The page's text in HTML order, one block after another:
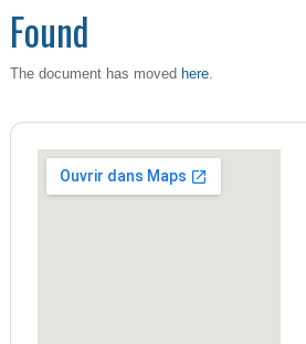
Found
The document has moved here.